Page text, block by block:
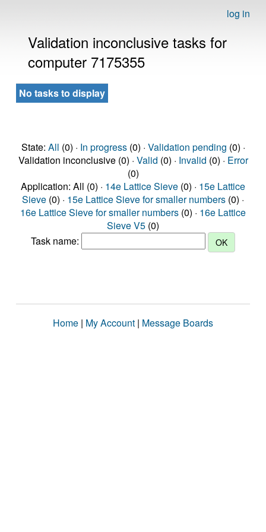
log in
Validation inconclusive tasks for
computer 7175355
No tasks to display
State: All (0) · In progress(0) · Validation pending (0) ·
Validation inconclusive (0) · Valid (0) · Invalid (0) · Error
(0)
Application: All (0) · 14e Lattice Sieve (0) · 15e Lattice
Sieve (0) · 15e Lattice Sieve for smaller numbers (0) ·
16e Lattice Sieve for smaller numbers (0) · 16e Lattice
Sieve V5 (0)
Task name:
Home | My Account | Message Boards